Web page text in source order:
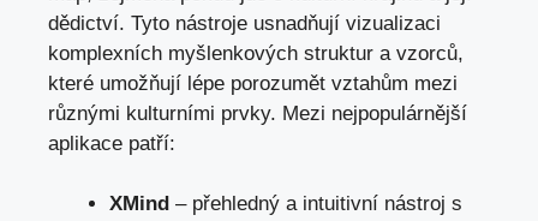
dědictví. Tyto nástroje usnadňují vizualizaci
komplexních myšlenkových struktur a vzorců,
které umožňují lépe porozumět vztahům mezi
různými kulturními prvky. Mezi nejpopulárnější
aplikace patří:
XMind – přehledný a intuitivní nástroj s